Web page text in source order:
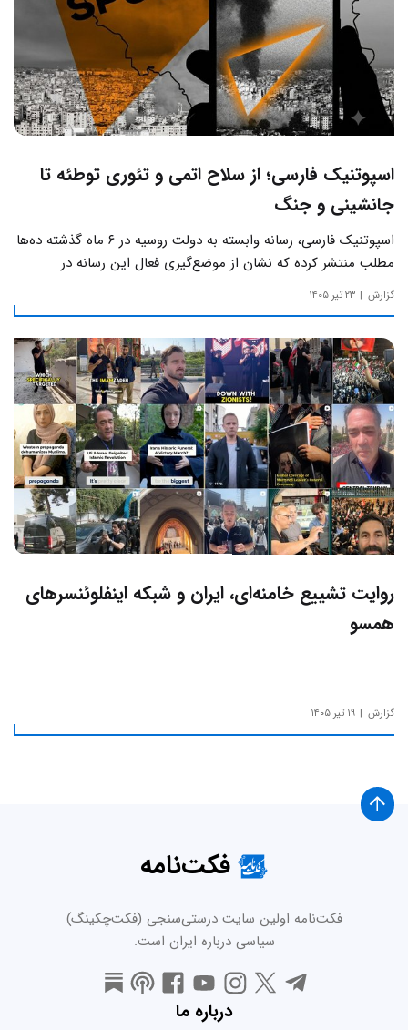
اسپوتنیک فارسی؛ از سلاح اتمی و تئوری توطئه تا
جانشینی و جنگ
اسپوتنیک فارسی، رسانه وابسته به دولت روسیه در ۶ ماه گذشته ده‌ها
مطلب منتشر کرده که نشان از موضع‌گیری فعال این رسانه‌ در
حساس‌ترین مسائل چالش‌های داخلی ایران دارد.
گزارش ۲۳ تیر ۱۴۰۵
روایت تشییع خامنه‌ای، ایران و شبکه اینفلوئنسرهای
همسو
گزارش ۱۹ تیر ۱۴۰۵
فکت‌نامه
فکت‌نامه اولین سایت درستی‌سنجی (فکت‌چکینگ)
سیاسی درباره ایران است.
درباره ما